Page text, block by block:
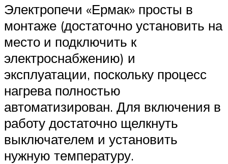
Электропечи «Ермак» просты в
монтаже (достаточно установить на
место и подключить к
электроснабжению) и
эксплуатации, поскольку процесс
нагрева полностью
автоматизирован. Для включения в
работу достаточно щелкнуть
выключателем и установить
нужную температуру.